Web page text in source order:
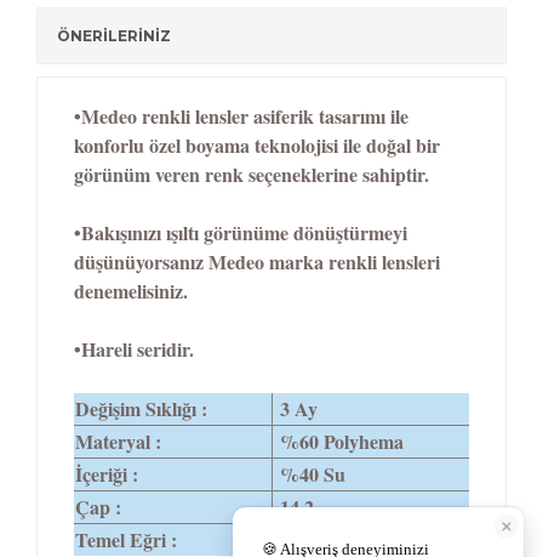
ÖNERİLERİNİZ
•Medeo renkli lensler asiferik tasarımı ile
konforlu özel boyama teknolojisi ile doğal bir
görünüm veren renk seçeneklerine sahiptir.
•Bakışınızı ışıltı görünüme dönüştürmeyi
düşünüyorsanız Medeo marka renkli lensleri
denemelisiniz.
•Hareli seridir.
Değişim Sıklığı :
3 Ay
Materyal :
%60 Polyhema
İçeriği :
%40 Su
Çap :
14,2
Temel Eğri :
8,6